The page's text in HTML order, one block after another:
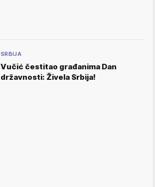
SRBIJA
Vučić čestitao građanima Dan
državnosti: Živela Srbija!